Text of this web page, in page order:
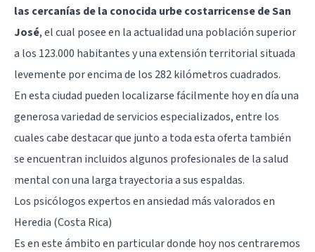
las cercanías de la conocida urbe costarricense de San
José, el cual posee en la actualidad una población superior
a los 123.000 habitantes y una extensión territorial situada
levemente por encima de los 282 kilómetros cuadrados.
En esta ciudad pueden localizarse fácilmente hoy en día una
generosa variedad de servicios especializados, entre los
cuales cabe destacar que junto a toda esta oferta también
se encuentran incluidos algunos profesionales de la salud
mental con una larga trayectoria a sus espaldas.
Los psicólogos expertos en ansiedad más valorados en
Heredia (Costa Rica)
Es en este ámbito en particular donde hoy nos centraremos